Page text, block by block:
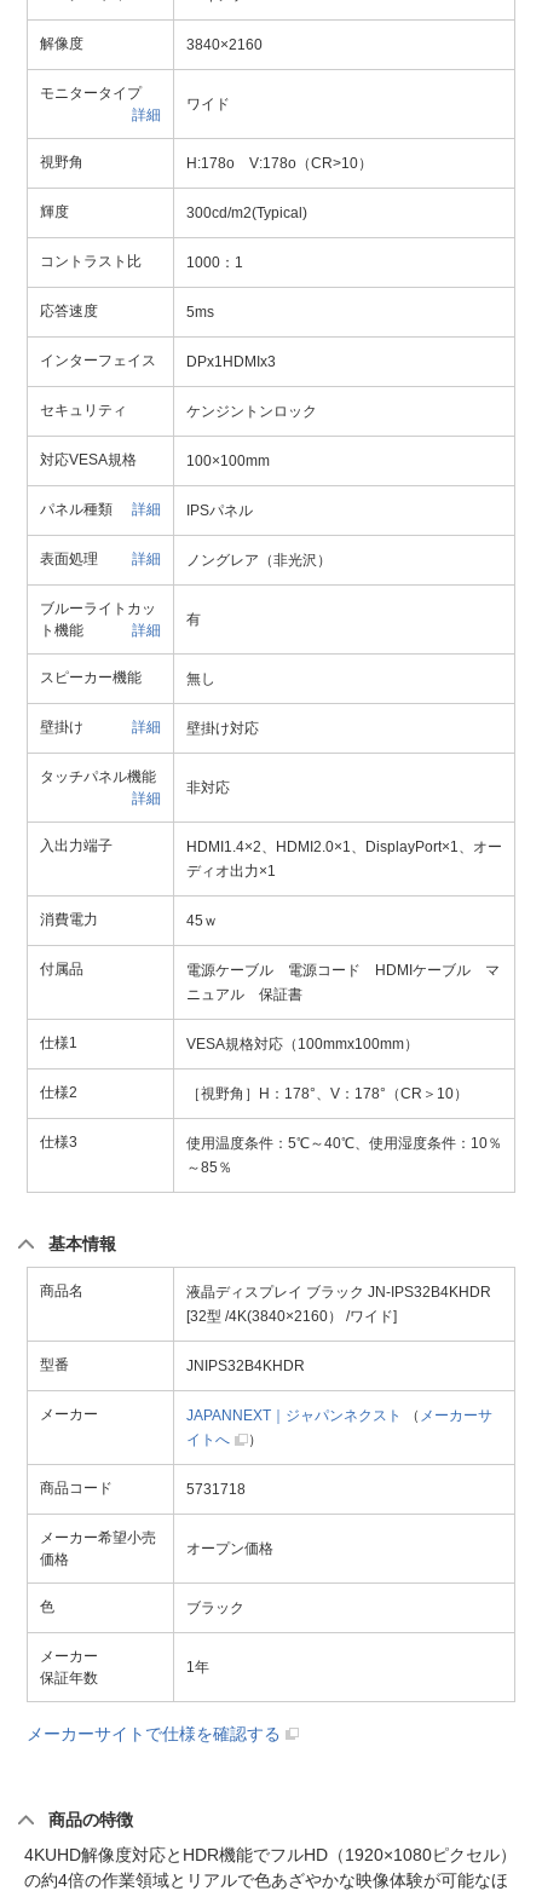
解像度 3840×2160
モニタータイプ
詳細
ワイド
視野角 H:178o V:178o（CR>10）
輝度 300cd/m2(Typical)
コントラスト比 1000：1
応答速度 5ms
インターフェイス DPx1HDMIx3
セキュリティ ケンジントンロック
対応VESA規格 100×100mm
パネル種類 詳細 IPSパネル
表面処理 詳細 ノングレア（非光沢）
ブルーライトカッ
ト機能
詳細
有
スピーカー機能 無し
壁掛け 詳細 壁掛け対応
タッチパネル機能
詳細
非対応
入出力端子
HDMI1.4×2、HDMI2.0×1、DisplayPort×1、オー
ディオ出力×1
消費電力 45ｗ
付属品
電源ケーブル 電源コード HDMIケーブル マ
ニュアル 保証書
仕様1 VESA規格対応（100mmx100mm）
仕様2 ［視野角］H：178°、V：178°（CR＞10）
仕様3
使用温度条件：5℃～40℃、使用湿度条件：10％
～85％
基本情報
商品名
液晶ディスプレイ ブラック JN-IPS32B4KHDR
[32型 /4K(3840×2160） /ワイド]
型番 JNIPS32B4KHDR
メーカー JAPANNEXT｜ジャパンネクスト （ メーカーサ
イトへ
）
商品コード 5731718
メーカー希望小売
価格
オープン価格
色 ブラック
メーカー
保証年数
1年
メーカーサイトで仕様を確認する
商品の特徴
4KUHD解像度対応とHDR機能でフルHD（1920×1080ピクセル）
の約4倍の作業領域とリアルで色あざやかな映像体験が可能なほ